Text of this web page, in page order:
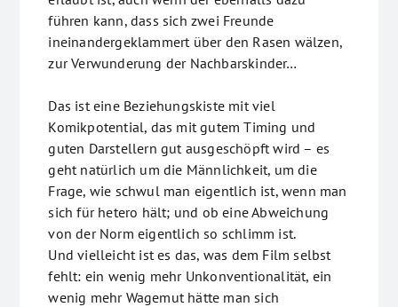
führen kann, dass sich zwei Freunde
ineinandergeklammert über den Rasen wälzen,
zur Verwunderung der Nachbarskinder…
Das ist eine Beziehungskiste mit viel
Komikpotential, das mit gutem Timing und
guten Darstellern gut ausgeschöpft wird – es
geht natürlich um die Männlichkeit, um die
Frage, wie schwul man eigentlich ist, wenn man
sich für hetero hält; und ob eine Abweichung
von der Norm eigentlich so schlimm ist.
Und vielleicht ist es das, was dem Film selbst
fehlt: ein wenig mehr Unkonventionalität, ein
wenig mehr Wagemut hätte man sich